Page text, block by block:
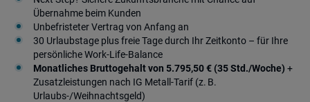
Übernahme beim Kunden
Unbefristeter Vertrag von Anfang an
30 Urlaubstage plus freie Tage durch Ihr Zeitkonto – für Ihre
persönliche Work-Life-Balance
Monatliches Bruttogehalt von 5.795,50 € (35 Std./Woche) +
Zusatzleistungen nach IG Metall-Tarif (z. B.
Urlaubs-/Weihnachtsgeld)